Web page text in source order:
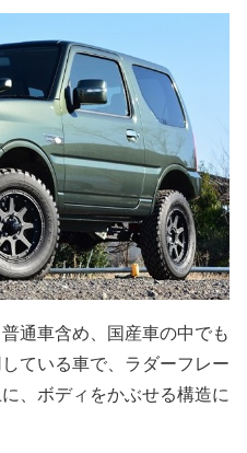
通車含め、国産車の中でも
ている車で、ラダーフレー
、ボディをかぶせる構造に